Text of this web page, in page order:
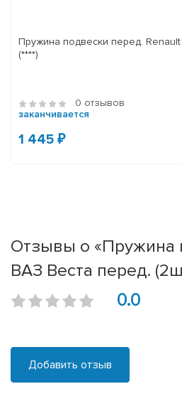
Пружина подвески перед.
(****)
0 отзывов
заканчивается
1 445 ₽
Отзывы о «Пружина
ВАЗ Веста перед.
0.0
Добавить отзыв